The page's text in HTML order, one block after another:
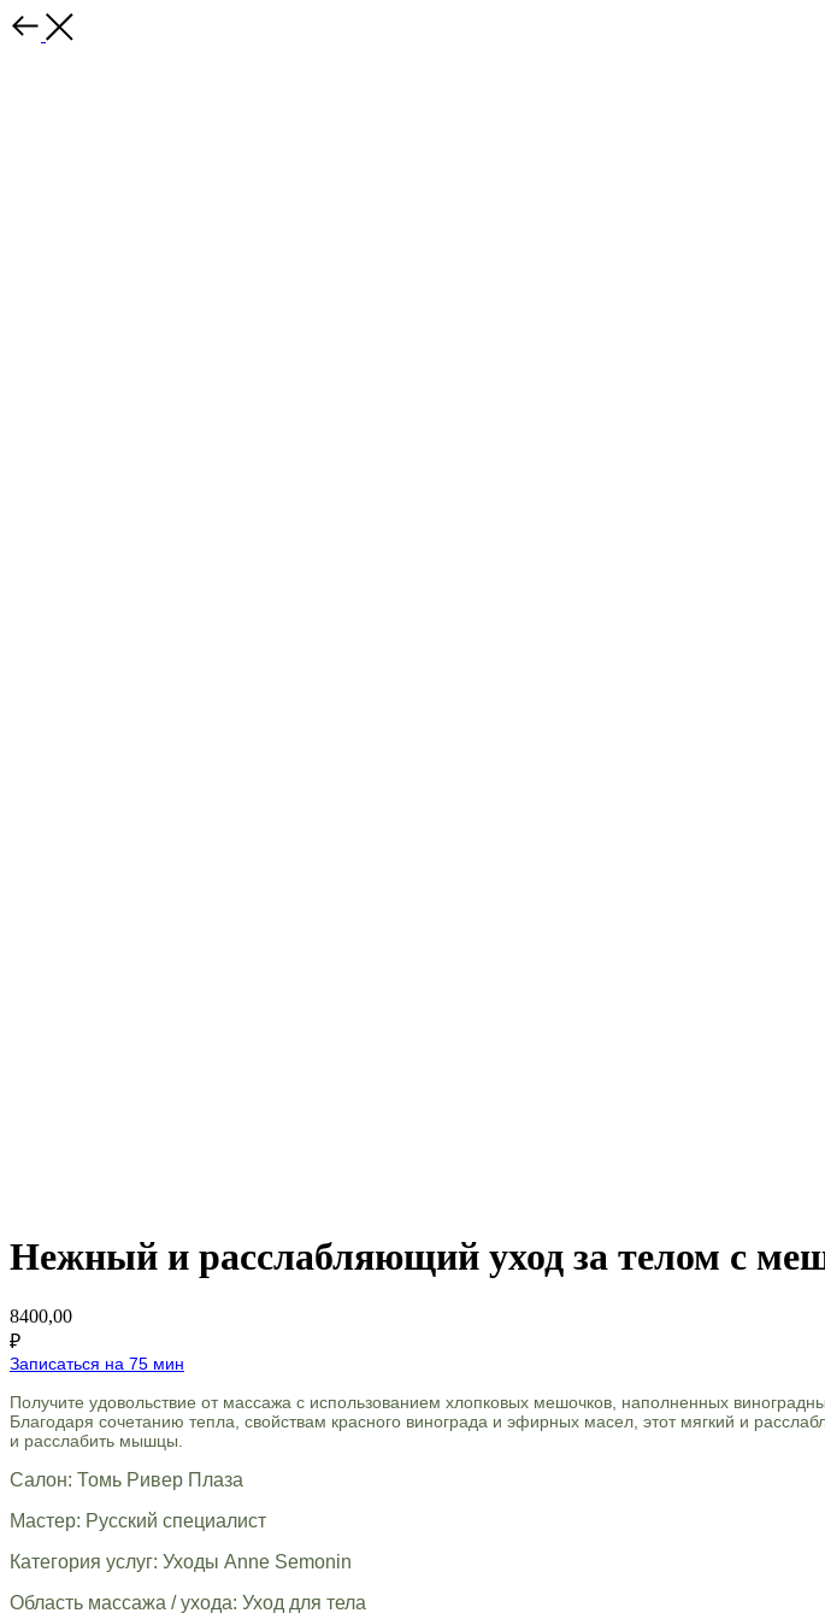
Нежный и расслабляющий уход за телом с
8400,00
₽
Записаться на 75 мин
Получите удовольствие от массажа с использованием хлопковых мешочков, наполненных
Благодаря сочетанию тепла, свойствам красного винограда и эфирных масел, этот мягкий и
и расслабить мышцы.
Салон: Томь Ривер Плаза
Мастер: Русский специалист
Категория услуг: Уходы Anne Semonin
Область массажа / ухода: Уход для тела